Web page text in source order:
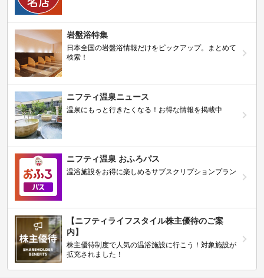
岩盤浴特集
日本全国の岩盤浴情報だけをピックアップ。まとめて
検索！
ニフティ温泉ニュース
温泉にもっと行きたくなる！お得な情報を掲載中
ニフティ温泉 おふろパス
温浴施設をお得に楽しめるサブスクリプションプラン
【ニフティライフスタイル株主優待のご案
内】
株主優待制度で人気の温浴施設に行こう！対象施設が
拡充されました！